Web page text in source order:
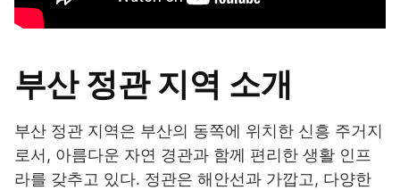
부산 정관 지역 소개
부산 정관 지역은 부산의 동쪽에 위치한 신흥 주거지
로서, 아름다운 자연 경관과 함께 편리한 생활 인프
라를 갖추고 있다. 정관은 해안선과 가깝고, 다양한